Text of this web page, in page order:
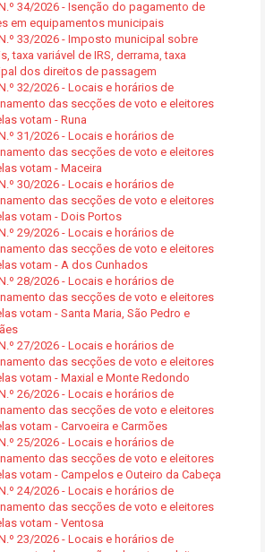
34/2026 - Isenção do pagamento de
em equipamentos municipais
33/2026 - Imposto municipal sobre
taxa variável de IRS, derrama, taxa
dos direitos de passagem
32/2026 - Locais e horários de
das secções de voto e eleitores
votam - Runa
31/2026 - Locais e horários de
das secções de voto e eleitores
votam - Maceira
30/2026 - Locais e horários de
das secções de voto e eleitores
votam - Dois Portos
29/2026 - Locais e horários de
das secções de voto e eleitores
votam - A dos Cunhados
28/2026 - Locais e horários de
das secções de voto e eleitores
votam - Santa Maria, São Pedro e
27/2026 - Locais e horários de
das secções de voto e eleitores
votam - Maxial e Monte Redondo
26/2026 - Locais e horários de
das secções de voto e eleitores
votam - Carvoeira e Carmões
25/2026 - Locais e horários de
das secções de voto e eleitores
votam - Campelos e Outeiro da Cabeça
24/2026 - Locais e horários de
das secções de voto e eleitores
votam - Ventosa
23/2026 - Locais e horários de